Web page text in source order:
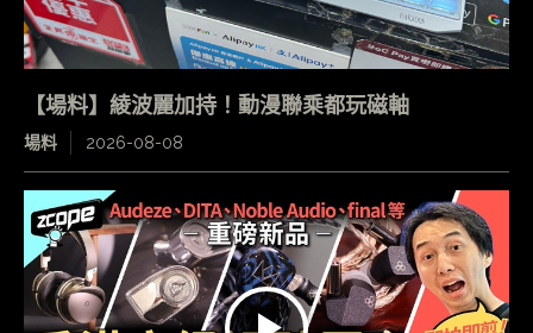
【場料】綾波麗加持！動漫聯乘都玩磁軸
場料 2026-08-08